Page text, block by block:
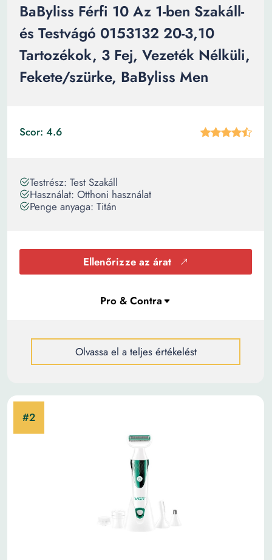
BaByliss Férfi 10 Az 1-ben Szakáll-
és Testvágó 0153132 20-3,10
Tartozékok, 3 Fej, Vezeték Nélküli,
Fekete/szürke, BaByliss Men
Scor: 4.6
Testrész: Test Szakáll
Használat: Otthoni használat
Penge anyaga: Titán
Ellenőrizze az árat
Olvassa el a teljes értékelést